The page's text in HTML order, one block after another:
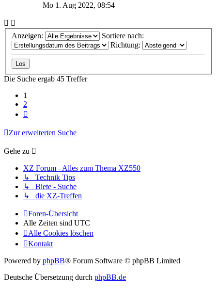
Mo 1. Aug 2022, 08:54
Anzeigen:
Sortiere nach:
Richtung:
Die Suche ergab 45 Treffer
1
2
Zur erweiterten Suche
Gehe zu
XZ Forum - Alles zum Thema XZ550
↳ Technik Tips
↳ Biete - Suche
↳ die XZ-Treffen
Foren-Übersicht
Alle Zeiten sind UTC
Alle Cookies löschen
Kontakt
Powered by phpBB® Forum Software © phpBB Limited
Deutsche Übersetzung durch phpBB.de